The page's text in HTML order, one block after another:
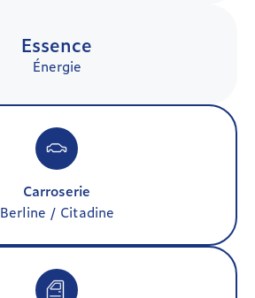
Essence
Énergie
Carroserie
Berline / Citadine